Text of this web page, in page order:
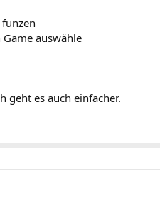
auswähle
geht es auch einfacher.